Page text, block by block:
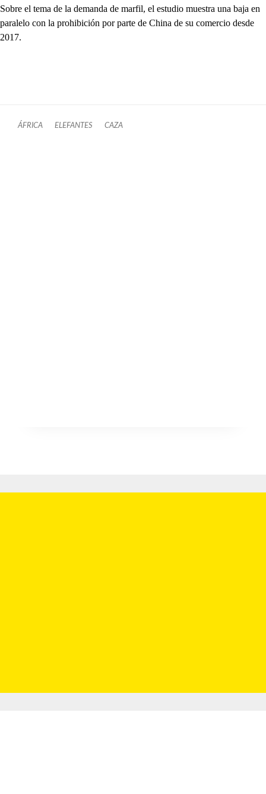
Sobre el tema de la demanda de marfil, el estudio muestra una baja en
paralelo con la prohibición por parte de China de su comercio desde
2017.
ÁFRICA ELEFANTES CAZA